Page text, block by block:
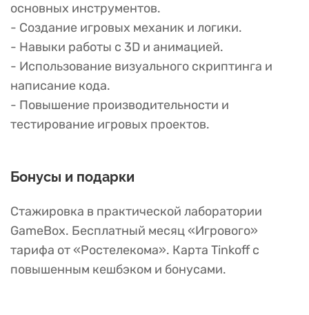
основных инструментов.
- Создание игровых механик и логики.
- Навыки работы с 3D и анимацией.
- Использование визуального скриптинга и
написание кода.
- Повышение производительности и
тестирование игровых проектов.
Бонусы и подарки
Стажировка в практической лаборатории
GameBox. Бесплатный месяц «Игрового»
тарифа от «Ростелекома». Карта Tinkoff с
повышенным кешбэком и бонусами.